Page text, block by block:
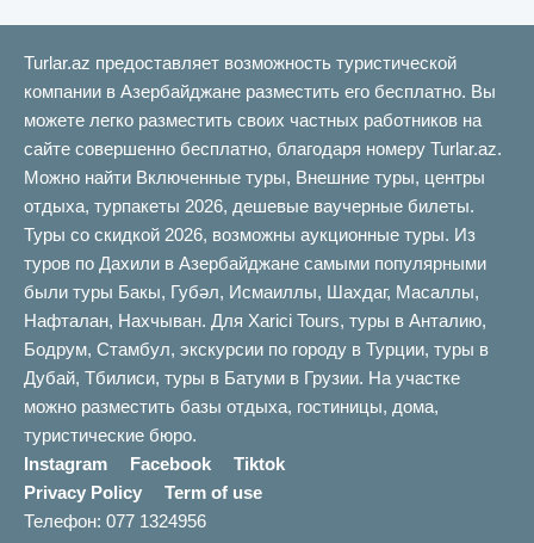
Turlar.az предоставляет возможность туристической
компании в Азербайджане разместить его бесплатно. Вы
можете легко разместить своих частных работников на
сайте совершенно бесплатно, благодаря номеру Turlar.az.
Можно найти Включенные туры, Внешние туры, центры
отдыха, турпакеты 2026, дешевые ваучерные билеты.
Туры со скидкой 2026, возможны аукционные туры. Из
туров по Дахили в Азербайджане самыми популярными
были туры Бакы, Губəл, Исмаиллы, Шахдаг, Масаллы,
Нафталан, Нахчыван. Для Xarici Tours, туры в Анталию,
Бодрум, Стамбул, экскурсии по городу в Турции, туры в
Дубай, Тбилиси, туры в Батуми в Грузии. На участке
можно разместить базы отдыха, гостиницы, дома,
туристические бюро.
Instagram
Facebook
Tiktok
Privacy Policy
Term of use
Телефон: 077 1324956